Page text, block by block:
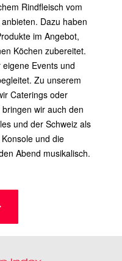
Rindfleisch vom
Dazu haben
im Angebot,
Köchen zubereitet.
Events und
Zu unserem
Caterings oder
wir auch den
und der Schweiz als
und die
Abend musikalisch.